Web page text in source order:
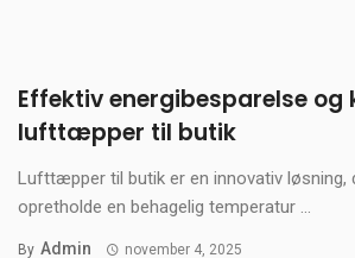
Effektiv energibesparelse
lufttæpper til butik
Lufttæpper til butik er en innovativ løsning,
opretholde en behagelig temperatur ...
By Admin november 4, 2025